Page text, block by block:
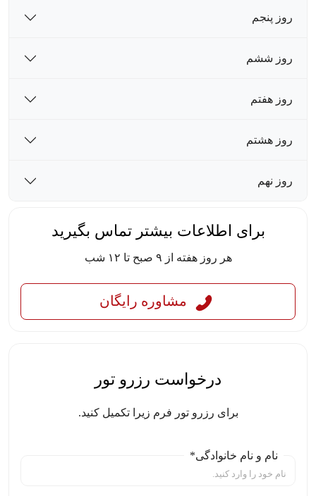
روز پنجم
روز ششم
روز هفتم
روز هشتم
روز نهم
برای اطلاعات بیشتر تماس بگیرید
هر روز هفته از ۹ صبح تا ۱۲ شب
مشاوره رایگان
درخواست رزرو تور
برای رزرو تور فرم زیرا تکمیل کنید.
نام و نام خانوادگی*